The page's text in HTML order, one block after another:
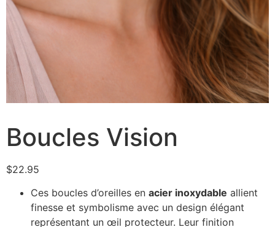
Boucles Vision
$22.95
Ces boucles d’oreilles en acier inoxydable allient
finesse et symbolisme avec un design élégant
représentant un œil protecteur. Leur finition